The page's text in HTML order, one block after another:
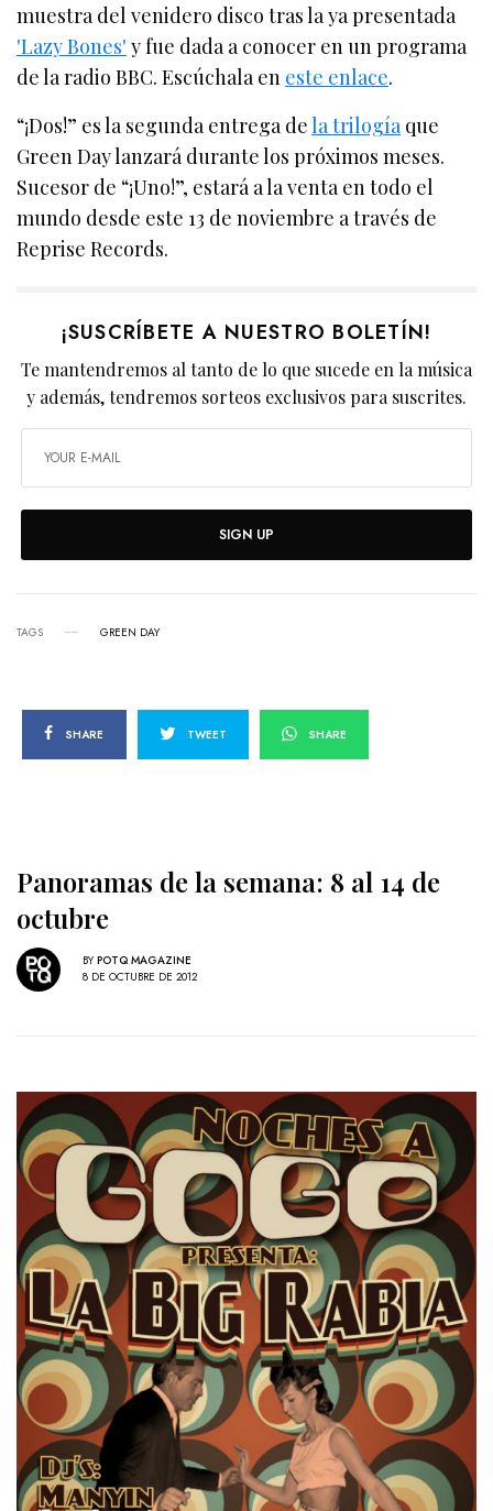
muestra del venidero disco tras la ya presentada
'Lazy Bones' y fue dada a conocer en un programa
de la radio BBC. Escúchala en este enlace.
“¡Dos!” es la segunda entrega dela trilogía que
Green Day lanzará durante los próximos meses.
Sucesor de “¡Uno!”, estará a la venta en todo el
mundo desde este 13 de noviembre a través de
Reprise Records.
¡SUSCRÍBETE A NUESTRO BOLETÍN!
Te mantendremos al tanto de lo que sucede en la música
y además, tendremos sorteos exclusivos para suscrites.
SIGN UP
TAGS GREEN DAY
SHARE TWEET SHARE
Panoramas de la semana: 8 al 14 de
octubre
BY POTQ MAGAZINE
8 DE OCTUBRE DE 2012